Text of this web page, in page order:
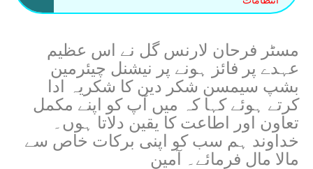
مسٹر فرحان لارنس گل نے اس عظیم
عہدے پر فائز ہونے پر نیشنل چیئرمین
بشپ سیمسن شکر دین کا شکریہ ادا
کرتے ہوئے کہا کہ میں آپ کو اپنے مکمل
تعاون اور اطاعت کا یقین دلاتا ہوں۔
خداوند ہم سب کو اپنی برکات خاص سے
مالا مال فرمائے۔ آمین